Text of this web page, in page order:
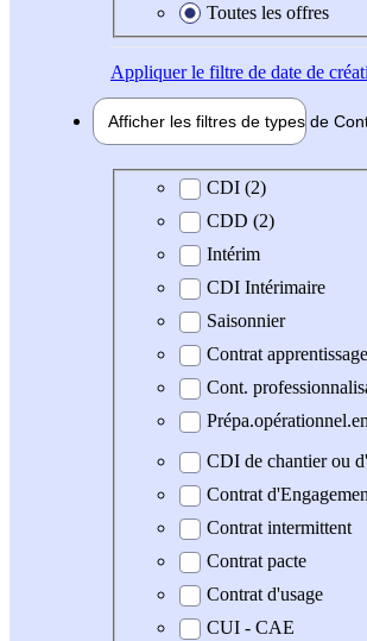
Toutes les offres
Appliquerle filtre de date de
Afficher les filtres de types de
Type de contrat
CDI (2)
CDD (2)
Intérim
CDI Intérimaire
Saisonnier
Contrat apprentissage
Cont.
CDI de chantier ou
Contrat
Contrat intermittent
Contrat pacte
Contrat d'usage
CUI - CAE